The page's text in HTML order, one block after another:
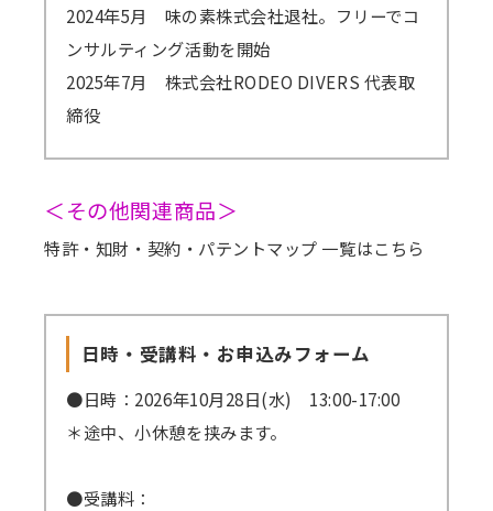
2024年5月 味の素株式会社退社。フリーでコ
ンサルティング活動を開始
2025年7月 株式会社RODEO DIVERS 代表取
締役
＜その他関連商品＞
特許・知財・契約・パテントマップ 一覧はこちら
日時・受講料・お申込みフォーム
●日時：2026年10月28日(水) 13:00-17:00
＊途中、小休憩を挟みます。
●受講料：